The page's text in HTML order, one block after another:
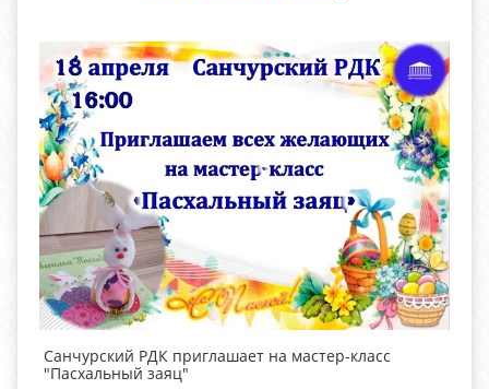
Санчурский РДК приглашает на мастер-класс
"Пасхальный заяц"